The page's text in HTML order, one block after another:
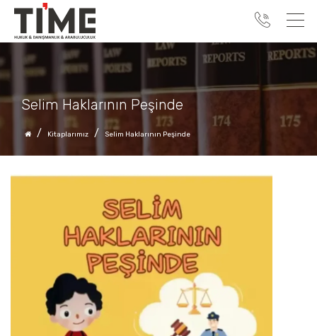
Selim Haklarının Peşinde
Kitaplarımız Selim Haklarının Peşinde